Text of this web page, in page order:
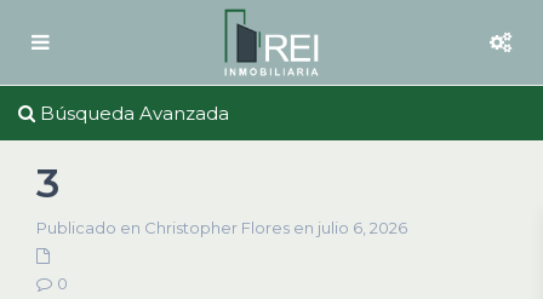
Búsqueda Avanzada
3
Publicado en Christopher Flores en julio 6, 2026
0